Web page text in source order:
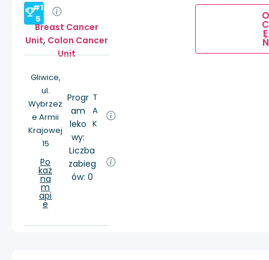
#1
5
Breast Cancer
Unit, Colon Cancer
Unit
Gliwice,
ul.
Wybrzeż
e Armii
Krajowej
15
Po
każ
na
m
api
e
Progr
am
leko
wy:
T
A
K
Liczba
zabieg
ów: 0
O
C
E
Ń